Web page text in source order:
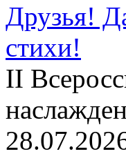
Друзья!
стихи!
II